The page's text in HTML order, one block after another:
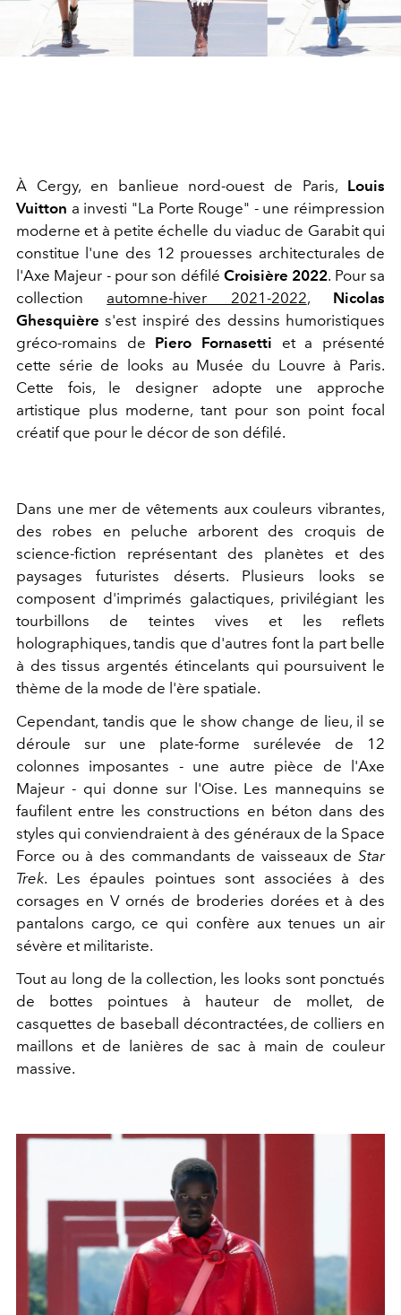
À Cergy, en banlieue nord-ouest de Paris, Louis
Vuitton a investi "La Porte Rouge" - une réimpression
moderne et à petite échelle du viaduc de Garabit qui
constitue l'une des 12 prouesses architecturales de
l'Axe Majeur - pour son défilé Croisière 2022. Pour sa
collection automne-hiver 2021-2022, Nicolas
Ghesquière s'est inspiré des dessins humoristiques
gréco-romains de Piero Fornasetti et a présenté
cette série de looks au Musée du Louvre à Paris.
Cette fois, le designer adopte une approche
artistique plus moderne, tant pour son point focal
créatif que pour le décor de son défilé.
Dans une mer de vêtements aux couleurs vibrantes,
des robes en peluche arborent des croquis de
science-fiction représentant des planètes et des
paysages futuristes déserts. Plusieurs looks se
composent d'imprimés galactiques, privilégiant les
tourbillons de teintes vives et les reflets
holographiques, tandis que d'autres font la part belle
à des tissus argentés étincelants qui poursuivent le
thème de la mode de l'ère spatiale.
Cependant, tandis que le show change de lieu, il se
déroule sur une plate-forme surélevée de 12
colonnes imposantes - une autre pièce de l'Axe
Majeur - qui donne sur l'Oise. Les mannequins se
faufilent entre les constructions en béton dans des
styles qui conviendraient à des généraux de la Space
Force ou à des commandants de vaisseaux de Star
Trek. Les épaules pointues sont associées à des
corsages en V ornés de broderies dorées et à des
pantalons cargo, ce qui confère aux tenues un air
sévère et militariste.
Tout au long de la collection, les looks sont ponctués
de bottes pointues à hauteur de mollet, de
casquettes de baseball décontractées, de colliers en
maillons et de lanières de sac à main de couleur
massive.